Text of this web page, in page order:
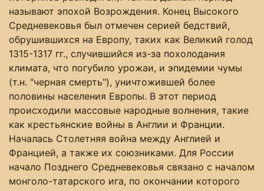
называют эпохой Возрождения. Конец Высокого
Средневековья был отмечен серией бедствий,
обрушившихся на Европу, таких как Великий голод
1315-1317 гг., случившийся из-за похолодания
климата, что погубило урожаи, и эпидемии чумы
(т.н. "черная смерть"), уничтожившей более
половины населения Европы. В этот период
происходили массовые народные волнения, такие
как крестьянские войны в Англии и Франции.
Началась Столетняя война между Англией и
Францией, а также их союзниками. Для России
начало Позднего Средневековья связано с началом
монголо-татарского ига, по окончании которого